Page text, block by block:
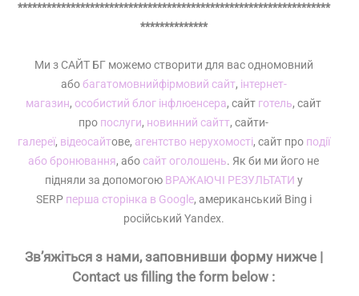
*****************************************************************
**************
Ми з САЙТ БГ можемо створити для вас одномовний
абобагатомовнийфірмовий сайт, інтернет-
магазин, особистий блог інфлюенсера, сайт готель, сайт
про послуги, новинний сайтт, сайти-
галереї, відеосайтове, агентство нерухомості, сайт про події
або бронювання, абосайт оголошень. Як би ми його не
підняли за допомогою ВРАЖАЮЧІ РЕЗУЛЬТАТИ у
SERP перша сторінка в Google, американський Bing і
російський Yandex.
Зв’яжіться з нами, заповнивши форму нижче |
Contact us filling the form below :